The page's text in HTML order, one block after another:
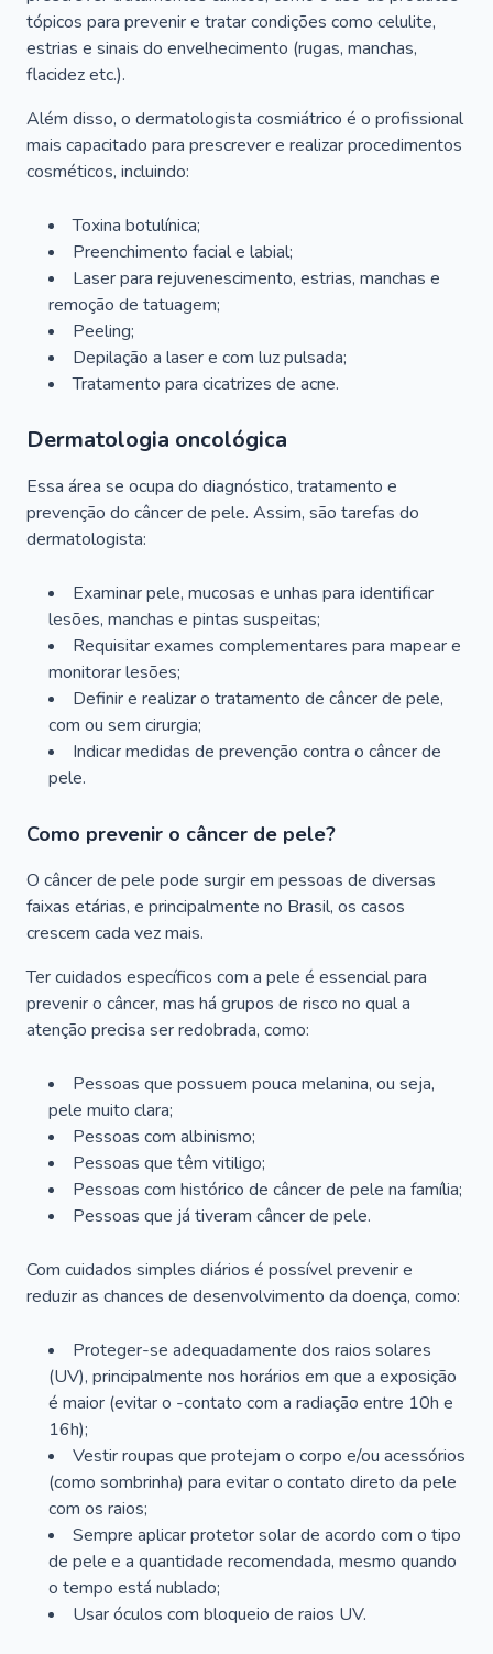
tópicos para prevenir e tratar condições como celulite,
estrias e sinais do envelhecimento (rugas, manchas,
flacidez etc.).
Além disso, o dermatologista cosmiátrico é o profissional
mais capacitado para prescrever e realizar procedimentos
cosméticos, incluindo:
Toxina botulínica;
Preenchimento facial e labial;
Laser para rejuvenescimento, estrias, manchas e
remoção de tatuagem;
Peeling;
Depilação a laser e com luz pulsada;
Tratamento para cicatrizes de acne.
Dermatologia oncológica
Essa área se ocupa do diagnóstico, tratamento e
prevenção do câncer de pele. Assim, são tarefas do
dermatologista:
Examinar pele, mucosas e unhas para identificar
lesões, manchas e pintas suspeitas;
Requisitar exames complementares para mapear e
monitorar lesões;
Definir e realizar o tratamento de câncer de pele,
com ou sem cirurgia;
Indicar medidas de prevenção contra o câncer de
pele.
Como prevenir o câncer de pele?
O câncer de pele pode surgir em pessoas de diversas
faixas etárias, e principalmente no Brasil, os casos
crescem cada vez mais.
Ter cuidados específicos com a pele é essencial para
prevenir o câncer, mas há grupos de risco no qual a
atenção precisa ser redobrada, como:
Pessoas que possuem pouca melanina, ou seja,
pele muito clara;
Pessoas com albinismo;
Pessoas que têm vitiligo;
Pessoas com histórico de câncer de pele na família;
Pessoas que já tiveram câncer de pele.
Com cuidados simples diários é possível prevenir e
reduzir as chances de desenvolvimento da doença, como:
Proteger-se adequadamente dos raios solares
(UV), principalmente nos horários em que a exposição
é maior (evitar o -contato com a radiação entre 10h e
16h);
Vestir roupas que protejam o corpo e/ou acessórios
(como sombrinha) para evitar o contato direto da pele
com os raios;
Sempre aplicar protetor solar de acordo com o tipo
de pele e a quantidade recomendada, mesmo quando
o tempo está nublado;
Usar óculos com bloqueio de raios UV.